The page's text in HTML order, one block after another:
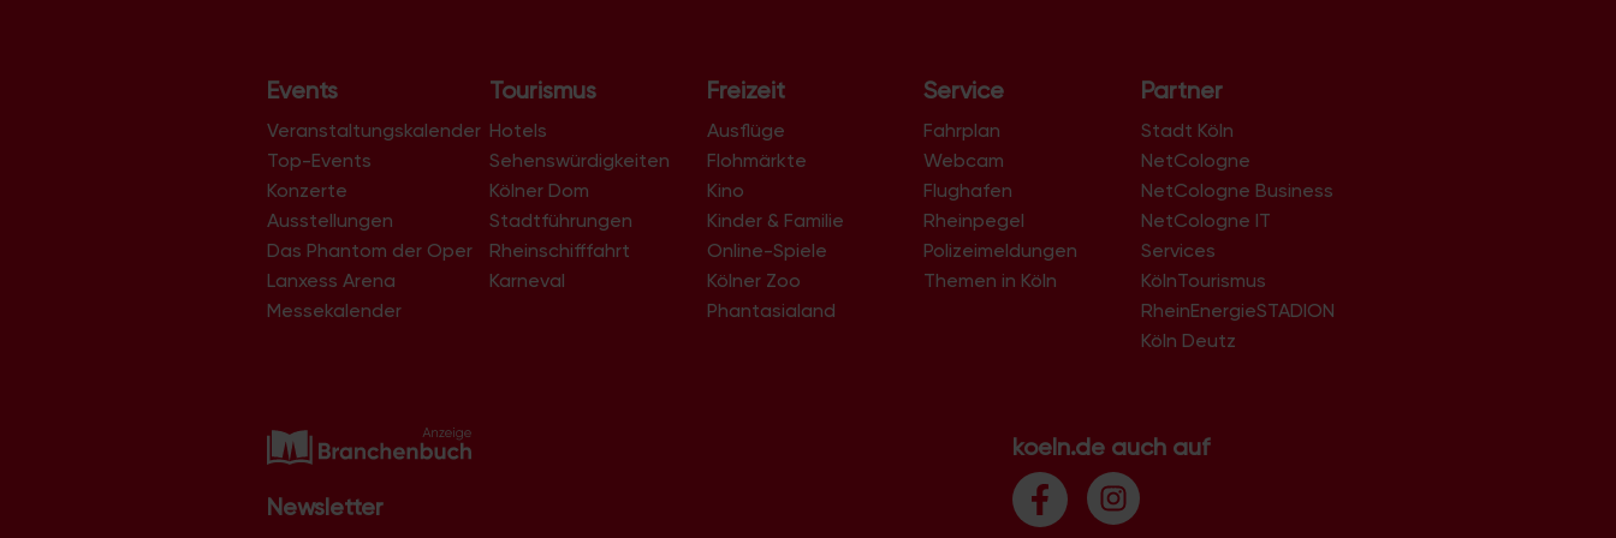
l
t
u
n
g
-
N
g
a
t
Events
Veranstaltungskalender
Top-Events
Konzerte
Ausstellungen
Das Phantom der Oper
Lanxess Arena
Messekalender
Tourismus
Hotels
Sehenswürdigkeiten
Kölner Dom
Stadtführungen
Rheinschifffahrt
Karneval
Freizeit
Ausflüge
Flohmärkte
Kino
Kinder & Familie
Online-Spiele
Kölner Zoo
Phantasialand
Service
Fahrplan
Webcam
Flughafen
Rheinpegel
Polizeimeldungen
Themen in Köln
Partner
Stadt Köln
NetCologne
NetCologne Business
NetCologne IT
Services
KölnTourismus
RheinEnergieSTADION
Köln Deutz
Newsletter
koeln.de auch auf